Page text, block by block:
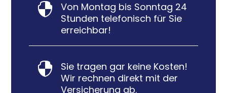

Von Montag bis Sonntag 24
Stunden telefonisch für Sie
erreichbar!

Sie tragen gar keine Kosten!
Wir rechnen direkt mit der
Versicherung ab.